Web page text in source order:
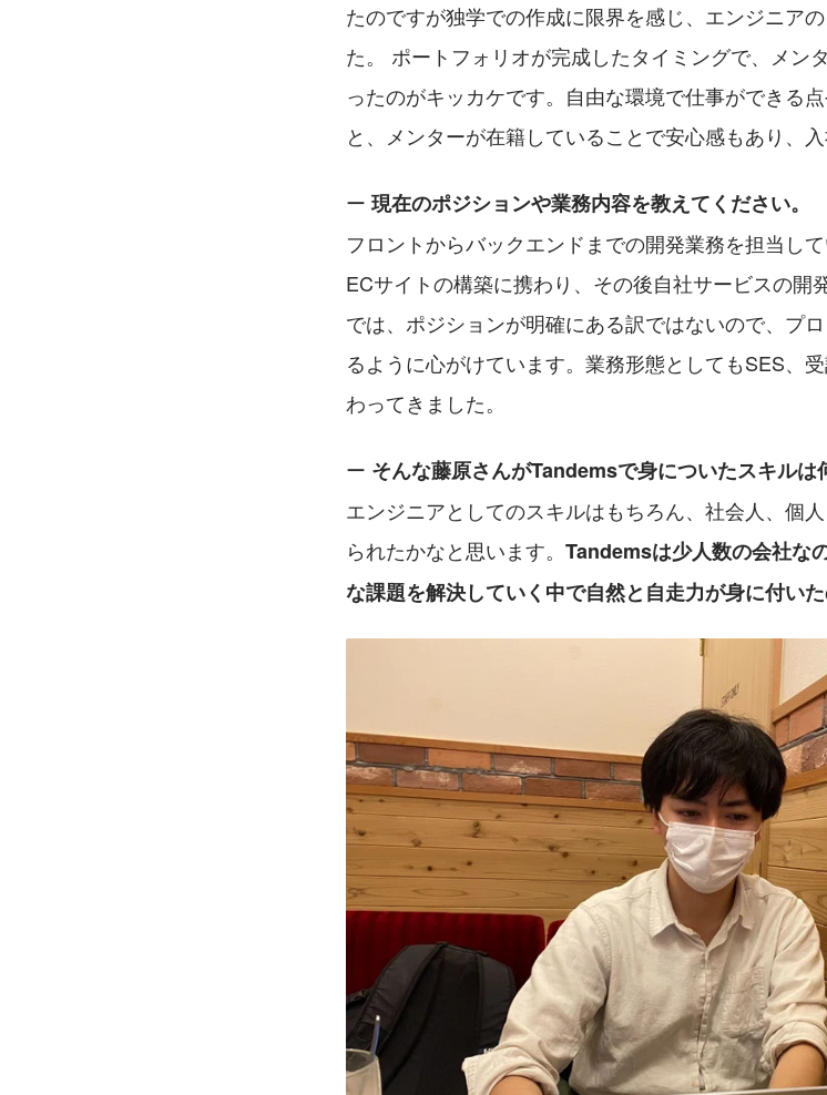
たのですが独学での作成に限界を感じ、エンジニア
た。 ポートフォリオが完成したタイミングで、メン
ったのがキッカケです。自由な環境で仕事ができる
と、メンターが在籍していることで安心感もあり、入
ー 現在のポジションや業務内容を教えてください。
フロントからバックエンドまでの開発業務を担当し
ECサイトの構築に携わり、その後自社サービスの開
では、ポジションが明確にある訳ではないので、プ
るように心がけています。業務形態としてもSES、
わってきました。
ー そんな藤原さんがTandemsで身についたスキルは
エンジニアとしてのスキルはもちろん、社会人、個
られたかなと思います。 Tandemsは少人数の会社な
な課題を解決していく中で自然と自走力が身に付い